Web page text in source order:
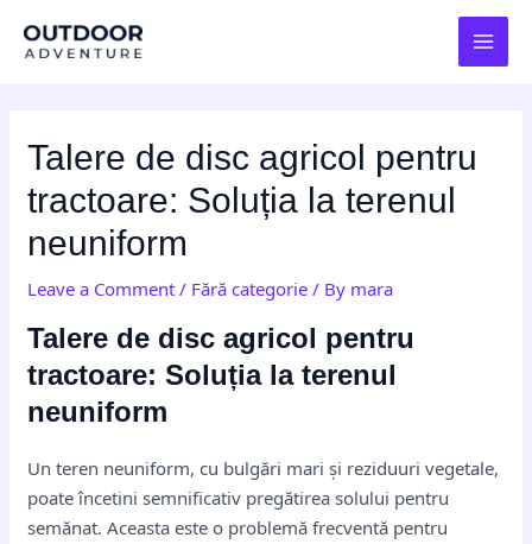
Talere de disc agricol pentru
tractoare: Soluția la terenul
neuniform
Leave a Comment / Fără categorie / By mara
Talere de disc agricol pentru
tractoare: Soluția la terenul
neuniform
Un teren neuniform, cu bulgări mari și reziduuri vegetale,
poate încetini semnificativ pregătirea solului pentru
semănat. Aceasta este o problemă frecventă pentru
navigation